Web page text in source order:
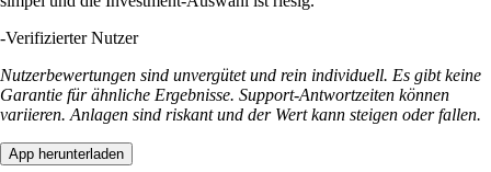
-Verifizierter Nutzer
Nutzerbewertungen sind unvergütet und rein individuell. Es gibt keine
Garantie für ähnliche Ergebnisse. Support-Antwortzeiten können
variieren. Anlagen sind riskant und der Wert kann steigen oder fallen.
App herunterladen